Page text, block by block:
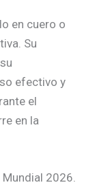
en cuero o
Su
efectivo y
el
en la
2026.